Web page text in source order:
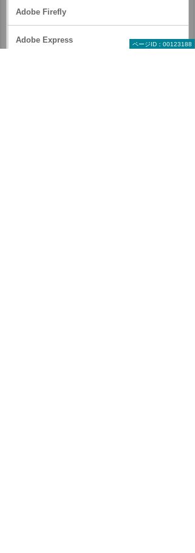
ページID：00123188
Adobe Firefly
Adobe Express